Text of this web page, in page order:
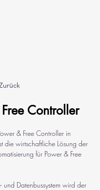
Controller
& Free Controller in
die wirtschaftliche Lösung der
für Power & Free
und Datenbussystem wird der